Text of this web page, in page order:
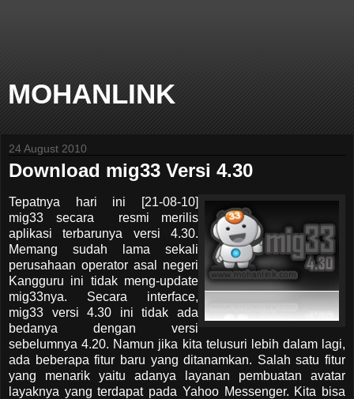
MOHANLINK
24 August 2010
Download mig33 Versi 4.30
Tepatnya hari ini [21-08-10]
mig33 secara resmi merilis
aplikasi terbarunya versi 4.30.
Memang sudah lama sekali
perusahaan operator asal negeri
Kangguru ini tidak meng-update
mig33nya. Secara interface,
mig33 versi 4.30 ini tidak ada
bedanya dengan versi
sebelumnya 4.20. Namun jika kita telusuri lebih dalam lagi,
ada beberapa fitur baru yang ditanamkan. Salah satu fitur
yang menarik yaitu adanya layanan pembuatan avatar
layaknya yang terdapat pada Yahoo Messenger. Kita bisa